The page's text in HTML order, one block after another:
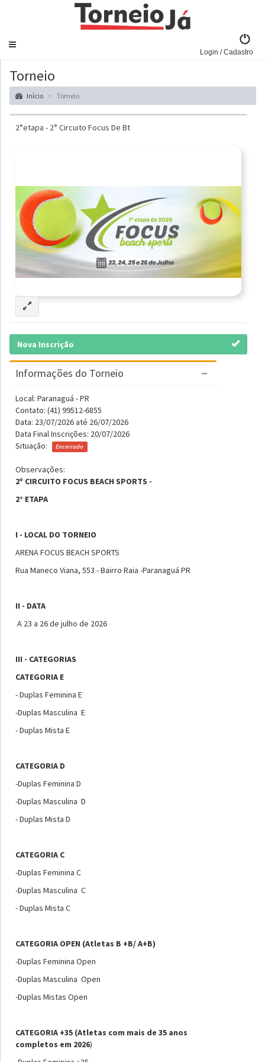
Navegar
Login / Cadastro
Torneio
Início Torneio
2°etapa - 2° Circuito Focus De Bt
Nova Inscrição
Informações do Torneio
Local: Paranaguá - PR
Contato: (41) 99512-6855
Data: 23/07/2026 até 26/07/2026
Data Final Inscrições: 20/07/2026
Situação:
Encerrado
Observações:
2º CIRCUITO FOCUS BEACH SPORTS -
2° ETAPA
I - LOCAL DO TORNEIO
ARENA FOCUS BEACH SPORTS
Rua Maneco Viana, 553 - Bairro Raia -Paranaguá PR
II - DATA
A 23 a 26 de julho de 2026
III - CATEGORIAS
CATEGORIA E
- Duplas Feminina E
-Duplas Masculina E
- Duplas Mista E
CATEGORIA D
-Duplas Feminina D
-Duplas Masculina D
- Duplas Mista D
CATEGORIA C
-Duplas Feminina C
-Duplas Masculina C
- Duplas Mista C
CATEGORIA OPEN (Atletas B +B/ A+B)
-Duplas Feminina Open
-Duplas Masculina Open
-Duplas Mistas Open
CATEGORIA +35 (Atletas com mais de 35 anos
completos em 2026)